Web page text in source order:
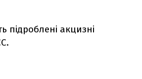
підроблені акцизні